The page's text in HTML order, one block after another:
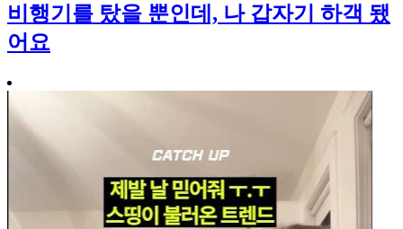
비행기를 탔을 뿐인데, 나 갑자기 하객 됐
어요